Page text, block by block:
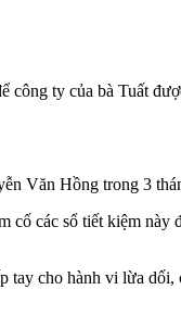
ty của bà Tuất
Văn Hồng trong 3
cố các sổ tiết kiệm này
tay cho hành vi lừa dối,